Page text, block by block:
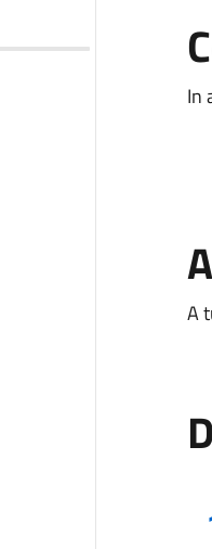
In
A